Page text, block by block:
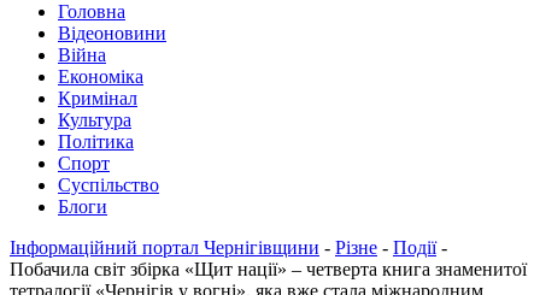
Головна
Відеоновини
Війна
Економіка
Кримінал
Культура
Політика
Спорт
Суспільство
Блоги
Інформаційний портал Чернігівщини - Різне - Події-
Побачила світ збірка «Щит нації» – четверта книга знаменитої
тетралогії «Чернігів у вогні», яка вже стала міжнародним